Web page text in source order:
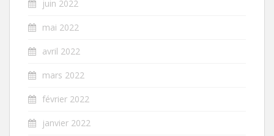
juin 2022
mai 2022
avril 2022
mars 2022
février 2022
janvier 2022